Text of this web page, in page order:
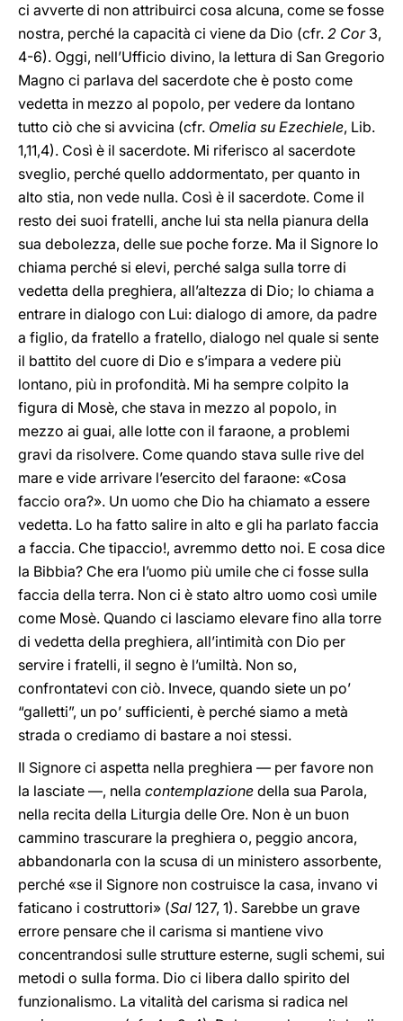
ci avverte di non attribuirci cosa alcuna, come se fosse
nostra, perché la capacità ci viene da Dio (cfr. 2 Cor3,
4-6). Oggi, nell’Ufficio divino, la lettura di San Gregorio
Magno ci parlava del sacerdote che è posto come
vedetta in mezzo al popolo, per vedere da lontano
tutto ciò che si avvicina (cfr. Omelia su Ezechiele, Lib.
1,11,4). Così è il sacerdote. Mi riferisco al sacerdote
sveglio, perché quello addormentato, per quanto in
alto stia, non vede nulla. Così è il sacerdote. Come il
resto dei suoi fratelli, anche lui sta nella pianura della
sua debolezza, delle sue poche forze. Ma il Signore lo
chiama perché si elevi, perché salga sulla torre di
vedetta della preghiera, all’altezza di Dio; lo chiama a
entrare in dialogo con Lui: dialogo di amore, da padre
a figlio, da fratello a fratello, dialogo nel quale si sente
il battito del cuore di Dio e s’impara a vedere più
lontano, più in profondità. Mi ha sempre colpito la
figura di Mosè, che stava in mezzo al popolo, in
mezzo ai guai, alle lotte con il faraone, a problemi
gravi da risolvere. Come quando stava sulle rive del
mare e vide arrivare l’esercito del faraone: «Cosa
faccio ora?». Un uomo che Dio ha chiamato a essere
vedetta. Lo ha fatto salire in alto e gli ha parlato faccia
a faccia. Che tipaccio!, avremmo detto noi. E cosa dice
la Bibbia? Che era l’uomo più umile che ci fosse sulla
faccia della terra. Non ci è stato altro uomo così umile
come Mosè. Quando ci lasciamo elevare fino alla torre
di vedetta della preghiera, all’intimità con Dio per
servire i fratelli, il segno è l’umiltà. Non so,
confrontatevi con ciò. Invece, quando siete un po’
“galletti”, un po’ sufficienti, è perché siamo a metà
strada o crediamo di bastare a noi stessi.
Il Signore ci aspetta nella preghiera — per favore non
la lasciate —, nella contemplazione della sua Parola,
nella recita della Liturgia delle Ore. Non è un buon
cammino trascurare la preghiera o, peggio ancora,
abbandonarla con la scusa di un ministero assorbente,
perché «se il Signore non costruisce la casa, invano vi
faticano i costruttori» (Sal 127, 1). Sarebbe un grave
errore pensare che il carisma si mantiene vivo
concentrandosi sulle strutture esterne, sugli schemi, sui
metodi o sulla forma. Dio ci libera dallo spirito del
funzionalismo. La vitalità del carisma si radica nel